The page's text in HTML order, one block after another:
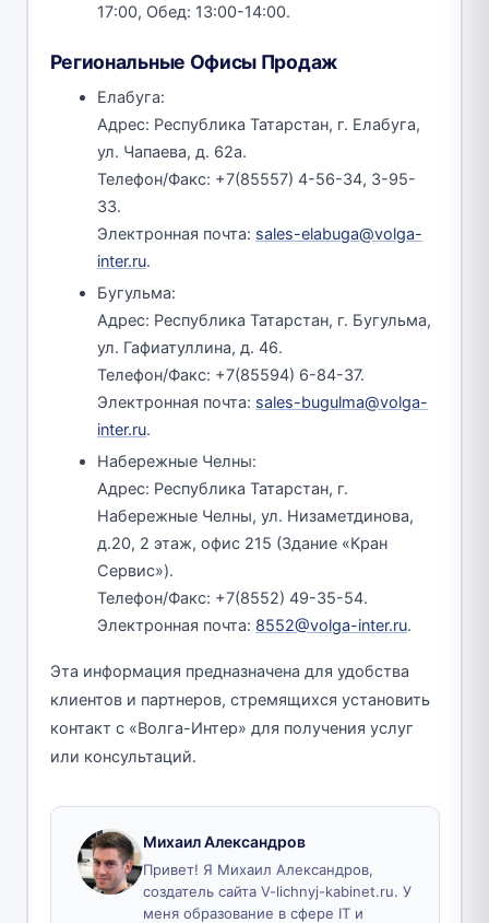
17:00, Обед: 13:00-14:00.
Региональные Офисы Продаж
Елабуга:
Адрес: Республика Татарстан, г. Елабуга,
ул. Чапаева, д. 62а.
Телефон/Факс: +7(85557) 4-56-34, 3-95-
33.
Электронная почта: sales-elabuga@volga-
inter.ru.
Бугульма:
Адрес: Республика Татарстан, г. Бугульма,
ул. Гафиатуллина, д. 46.
Телефон/Факс: +7(85594) 6-84-37.
Электронная почта: sales-bugulma@volga-
inter.ru.
Набережные Челны:
Адрес: Республика Татарстан, г.
Набережные Челны, ул. Низаметдинова,
д.20, 2 этаж, офис 215 (Здание «Кран
Сервис»).
Телефон/Факс: +7(8552) 49-35-54.
Электронная почта: 8552@volga-inter.ru.
Эта информация предназначена для удобства
клиентов и партнеров, стремящихся установить
контакт с «Волга-Интер» для получения услуг
или консультаций.
Михаил Александров
Привет! Я Михаил Александров,
создатель сайта V-lichnyj-kabinet.ru. У
меня образование в сфере IT и